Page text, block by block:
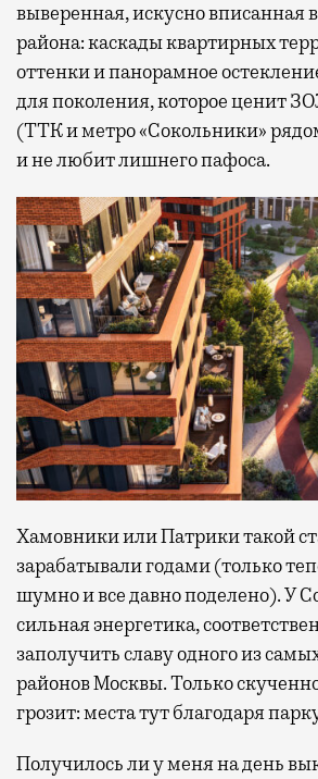
выверенная, искусно вписанная
района: каскады квартирных
оттенки и панорамное
для поколения, которое ценит
(ТТК и метро «Сокольники»
и не любит лишнего пафоса.
Хамовники или Патрики такой
зарабатывали годами (только
шумно и все давно поделено). У
сильная энергетика,
заполучить славу одного из
районов Москвы. Только
грозит: места тут благодаря
Получилось ли у меня на день